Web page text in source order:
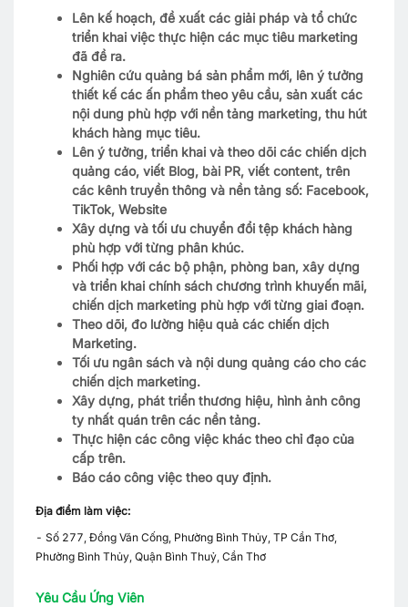
Lên kế hoạch, đề xuất các giải pháp và tổ chức
triển khai việc thực hiện các mục tiêu marketing
đã đề ra.
Nghiên cứu quảng bá sản phẩm mới, lên ý tưởng
thiết kế các ấn phẩm theo yêu cầu, sản xuất các
nội dung phù hợp với nền tảng marketing, thu hút
khách hàng mục tiêu.
Lên ý tưởng, triển khai và theo dõi các chiến dịch
quảng cáo, viết Blog, bài PR, viết content, trên
các kênh truyền thông và nền tảng số: Facebook,
TikTok, Website
Xây dựng và tối ưu chuyển đổi tệp khách hàng
phù hợp với từng phân khúc.
Phối hợp với các bộ phận, phòng ban, xây dựng
và triển khai chính sách chương trình khuyến mãi,
chiến dịch marketing phù hợp với từng giai đoạn.
Theo dõi, đo lường hiệu quả các chiến dịch
Marketing.
Tối ưu ngân sách và nội dung quảng cáo cho các
chiến dịch marketing.
Xây dựng, phát triển thương hiệu, hình ảnh công
ty nhất quán trên các nền tảng.
Thực hiện các công việc khác theo chỉ đạo của
cấp trên.
Báo cáo công việc theo quy định.
Địa điểm làm việc:
- Số 277, Đồng Văn Cống, Phường Bình Thủy, TP Cần Thơ,
Phường Bình Thủy, Quận Bình Thuỷ, Cần Thơ
Yêu Cầu Ứng Viên